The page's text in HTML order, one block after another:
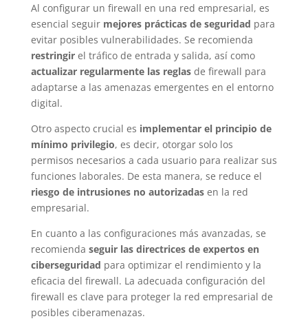
Al configurar un firewall en una red empresarial, es
esencial seguir mejores prácticas de seguridad para
evitar posibles vulnerabilidades. Se recomienda
restringirel tráfico de entrada y salida, así como
actualizar regularmente las reglasde firewall para
adaptarse a las amenazas emergentes en el entorno
digital.
Otro aspecto crucial es implementar el principio de
mínimo privilegio, es decir, otorgar solo los
permisos necesarios a cada usuario para realizar sus
funciones laborales. De esta manera, se reduce el
riesgo de intrusiones no autorizadasen la red
empresarial.
En cuanto a las configuraciones más avanzadas, se
recomienda seguir las directrices de expertos en
ciberseguridad para optimizar el rendimiento y la
eficacia del firewall. La adecuada configuración del
firewall es clave para proteger la red empresarial de
posibles ciberamenazas.